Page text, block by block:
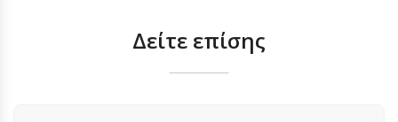
Δείτε επίσης